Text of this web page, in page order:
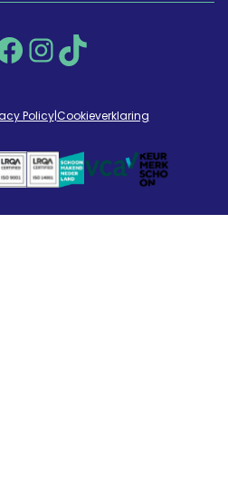
Instagram
TikTok
Policy|Cookieverklaring